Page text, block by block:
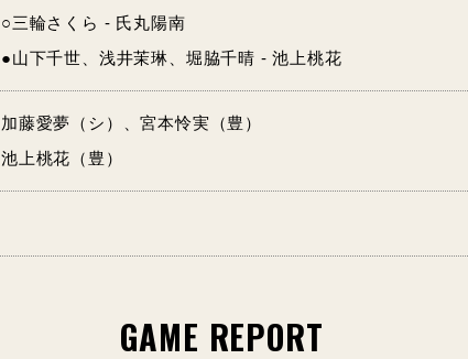
○三輪さくら - 氏丸陽南
●山下千世、浅井茉琳、堀脇千晴 - 池上桃花
加藤愛夢（シ）、宮本怜実（豊）
池上桃花（豊）
GAME REPORT